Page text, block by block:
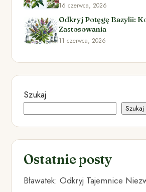
16 czerwca, 2026
Odkryj Potęgę Bazylii:
Zastosowania
11 czerwca, 2026
Szukaj
Szukaj
Ostatnie posty
Bławatek: Odkryj Tajemnice